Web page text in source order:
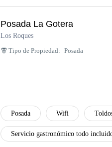
Posada La Gotera
Los Roques
Tipo de Propiedad: Posada
Posada Wifi
Servicio gastronómico todo